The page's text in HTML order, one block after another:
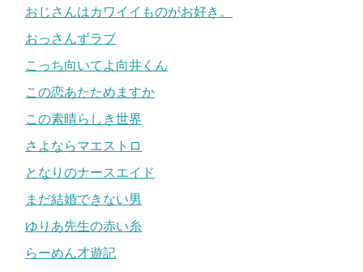
おじさんはカワイイものがお好き。
おっさんずラブ
こっち向いてよ向井くん
この恋あたためますか
この素晴らしき世界
さよならマエストロ
となりのナースエイド
まだ結婚できない男
ゆりあ先生の赤い糸
らーめん才遊記